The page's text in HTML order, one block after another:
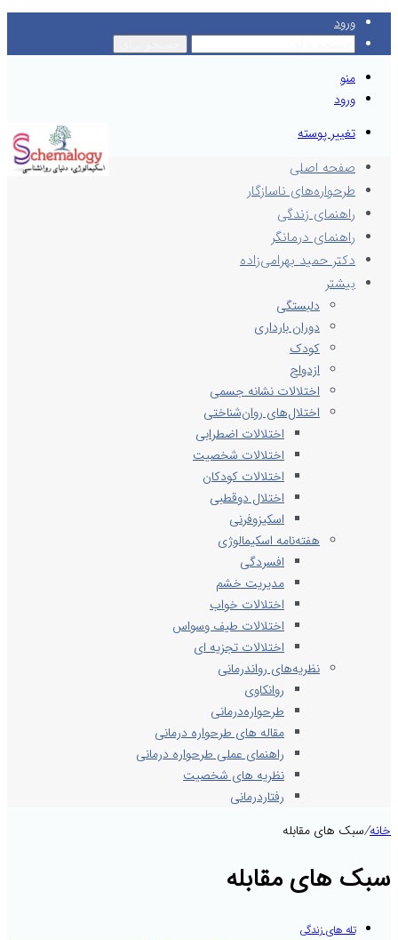
ورود
منو
ورود
تغییر پوسته
صفحه اصلی
طرحواره‌های ناسازگار
راهنمای زندگی
راهنمای درمانگر
دکتر حمید بهرامی‌زاده
بیشتر
دلبستگی
دوران بارداری
کودک
ازدواج
اختلالات نشانه جسمی
اختلال‌های روان‌شناختی
اختلالات اضطرابی
اختلالات شخصیت
اختلالات کودکان
اختلال دوقطبی
اسکیزوفرنی
هفته‌نامه اسکیمالوژی
افسردگی
مدیریت خشم
اختلالات خواب
اختلالات طیف وسواس
اختلالات تجزیه ای
نظریه‌های رواندرمانی
روانکاوی
طرحواره‌درمانی
مقاله های طرحواره درمانی
راهنمای عملی طرحواره درمانی
نظریه های شخصیت
رفتاردرمانی
خانه/سبک های مقابله
سبک های مقابله
تله های زندگی